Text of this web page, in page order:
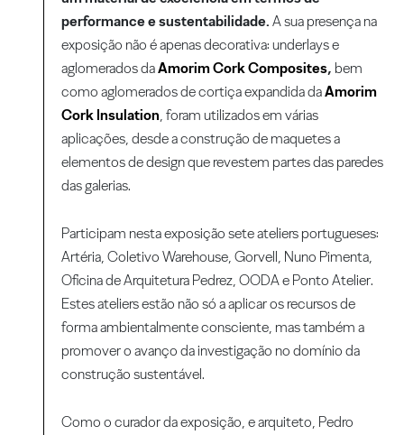
performance e sustentabilidade. A sua presença na
exposição não é apenas decorativa: underlays e
aglomerados daAmorim Cork Composites, bem
como aglomerados de cortiça expandida daAmorim
Cork Insulation , foram utilizados em várias
aplicações, desde a construção de maquetes a
elementos de design que revestem partes das paredes
das galerias.
Participam nesta exposição sete ateliers portugueses:
Artéria, Coletivo Warehouse, Gorvell, Nuno Pimenta,
Oficina de Arquitetura Pedrez, OODA e Ponto Atelier.
Estes ateliers estão não só a aplicar os recursos de
forma ambientalmente consciente, mas também a
promover o avanço da investigação no domínio da
construção sustentável.
Como o curador da exposição, e arquiteto, Pedro